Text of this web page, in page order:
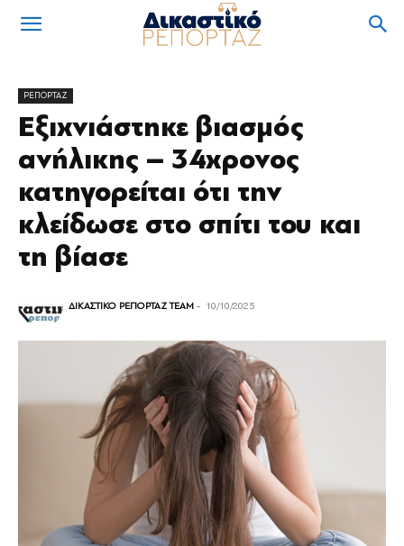
ΡΕΠΟΡΤΑΖ
Εξιχνιάστηκε βιασμός
ανήλικης – 34χρονος
κατηγορείται ότι την
κλείδωσε στο σπίτι του και
τη βίασε
ΔΙΚΑΣΤΙΚΟ ΡΕΠΟΡΤΑΖ TEAM - 10/10/2025